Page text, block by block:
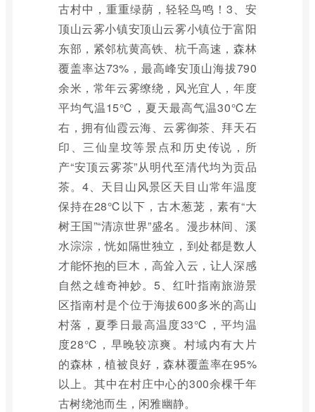
古村中，重重绿荫，轻轻鸟鸣！3、安
顶山云雾小镇安顶山云雾小镇位于富阳
东部，紧邻杭黄高铁、杭千高速，森林
覆盖率达73%，最高峰安顶山海拔790
余米，常年云雾缭绕，风光宜人，年度
平均气温15℃，夏天最高气温30℃左
右，拥有仙霞云海、云雾御茶、拜天石
印、三仙皇坟等景点和历史传说，所
产“安顶云雾茶”从明代至清代均为贡品
茶。4、天目山风景区天目山常年温度
保持在28℃以下，古木葱茏，素有“大
树王国”“清凉世界”盛名。漫步林间、溪
水淙淙，恍如隔世独立，到处都是数人
才能怀抱的巨木，高耸入云，让人深感
自然之雄奇神妙。5、红叶指南旅游景
区指南村是个位于海拔600多米的高山
村落，夏季日最高温度33℃，平均温
度28℃，早晚较凉爽。村域内有大片
的森林，植被良好，森林覆盖率在95%
以上。其中在村庄中心的300余棵千年
古树绕池而生，闲雅幽静。